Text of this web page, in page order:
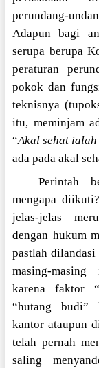
perundang-
Adapun bagi
serupa berupa
peraturan
pokok dan
teknisnya
itu, meminjam
“Akal sehat
ada pada akal
Perintah
mengapa
jelas-jelas
dengan hukum
pastlah
masing-
karena faktor
“hutang budi”
kantor ataupun
telah pernah
saling